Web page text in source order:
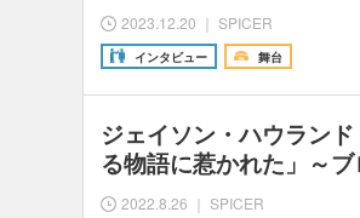
2023.12.20 ｜ SPICER
インタビュー 舞台
ジェイソン・ハウラン
る物語に惹かれた」～
2022.8.26 ｜ SPICER